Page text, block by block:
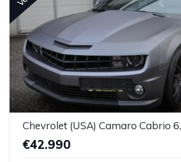
€42.990